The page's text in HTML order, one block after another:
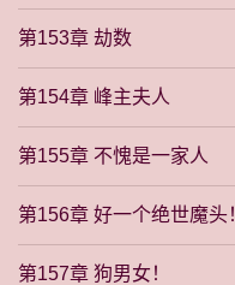
第153章 劫数
第154章 峰主夫人
第155章 不愧是一家人
第156章 好一个绝世魔头
第157章 狗男女！